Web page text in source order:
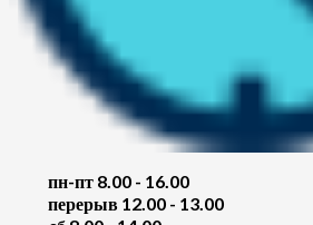
пн-пт 8.00 - 16.00
перерыв 12.00 - 13.00